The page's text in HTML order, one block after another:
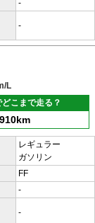
-
-
L
こまで走る？
910km
レギュラー
ガソリン
FF
-
-